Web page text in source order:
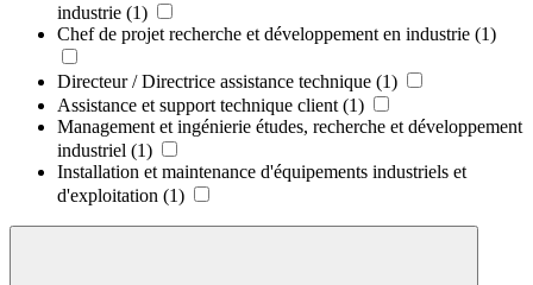
industrie (1)
Chef de projet recherche et développement en industrie (1)
Directeur / Directrice assistance technique (1)
Assistance et support technique client (1)
Management et ingénierie études, recherche et développement
industriel (1)
Installation et maintenance d'équipements industriels et
d'exploitation (1)